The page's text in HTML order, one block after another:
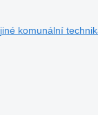
jiné komunální